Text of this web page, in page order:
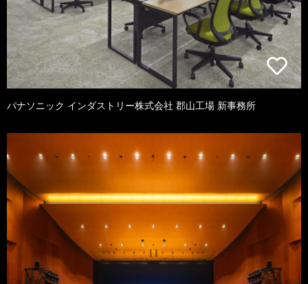
パナソニック インダストリー株式会社 郡山工場 新事務所